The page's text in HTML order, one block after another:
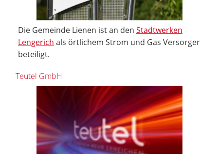
Die Gemeinde Lienen ist an den Stadtwerken
Lengerich als örtlichem Strom und Gas Versorger
beteiligt.
Teutel GmbH